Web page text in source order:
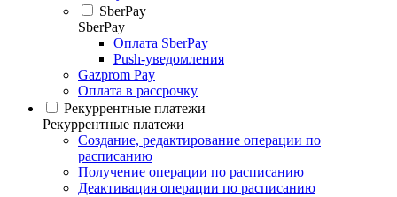
SberPay
SberPay
Оплата SberPay
Push-уведомления
Gazprom Pay
Оплата в рассрочку
Рекуррентные платежи
Рекуррентные платежи
Создание, редактирование операции по
расписанию
Получение операции по расписанию
Деактивация операции по расписанию